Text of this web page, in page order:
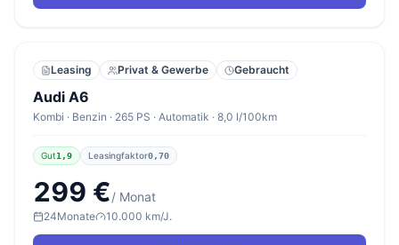
Leasing Privat & Gewerbe Gebraucht
Audi A6
Kombi · Benzin · 265 PS · Automatik · 8,0 l/100km
Gut1,9 Leasingfaktor0,70
299 €/ Monat
24Monate 10.000 km/J.